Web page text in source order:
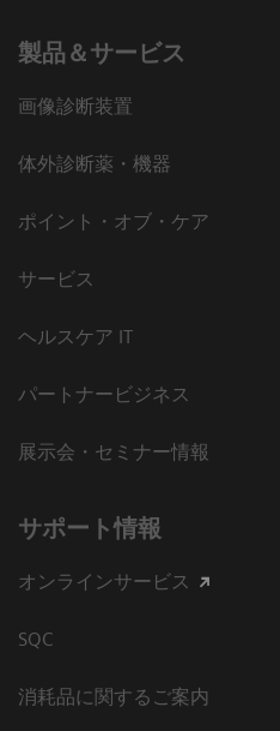
製品＆サービス
画像診断装置
体外診断薬・機器
ポイント・オブ・ケア
サービス
ヘルスケア IT
パートナービジネス
展示会・セミナー情報
サポート情報
オンラインサービス
SQC
消耗品に関するご案内